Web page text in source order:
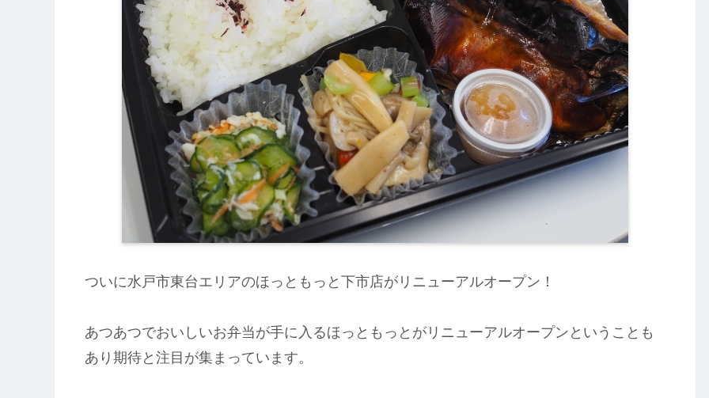
ついに水戸市東台エリアのほっともっと下市店がリニューアルオープン！
あつあつでおいしいお弁当が手に入るほっともっとがリニューアルオープンということも
あり期待と注目が集まっています。